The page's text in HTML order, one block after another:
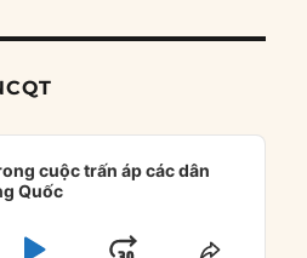
cuộc trấn áp các dân
Quốc